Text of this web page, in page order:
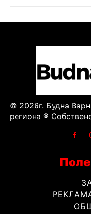
© 2026г. Будна
региона ®